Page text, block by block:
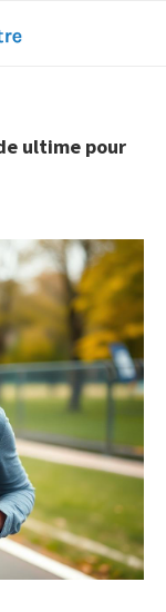
ultime pour